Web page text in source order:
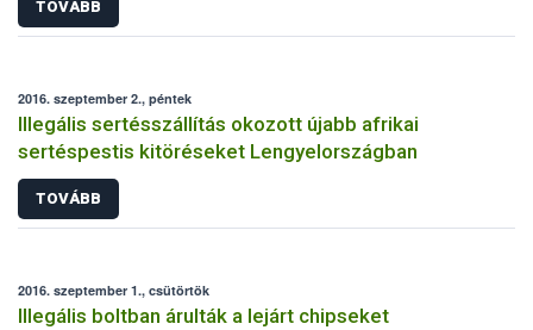
TOVÁBB
2016. szeptember 2., péntek
Illegális sertésszállítás okozott újabb afrikai
sertéspestis kitöréseket Lengyelországban
TOVÁBB
2016. szeptember 1., csütörtök
Illegális boltban árulták a lejárt chipseket